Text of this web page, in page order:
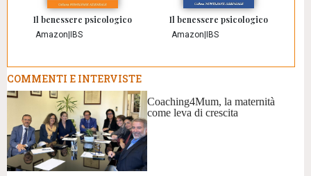
Il benessere psicologico
Amazon IBS
Il benessere psicologico
Amazon IBS
COMMENTI E INTERVISTE
Coaching4Mum, la maternità
come leva di crescita